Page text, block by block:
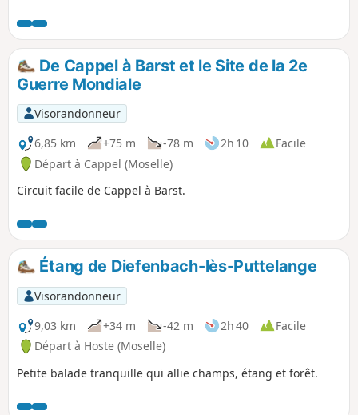
De Cappel à Barst et le Site de la 2e
Guerre Mondiale
Visorandonneur
6,85 km
+75 m -78 m 2h 10
Facile
Départ à Cappel (Moselle)
Circuit facile de Cappel à Barst.
Étang de Diefenbach-lès-Puttelange
Visorandonneur
9,03 km
+34 m -42 m 2h 40
Facile
Départ à Hoste (Moselle)
Petite balade tranquille qui allie champs, étang et forêt.